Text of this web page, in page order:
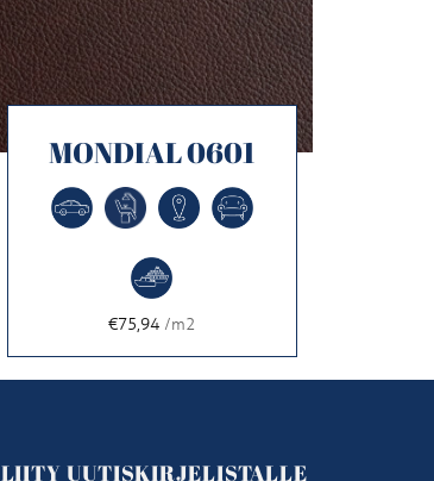
MONDIAL 0601
€75,94 /m2
LIITY UUTISKIRJELISTALLE